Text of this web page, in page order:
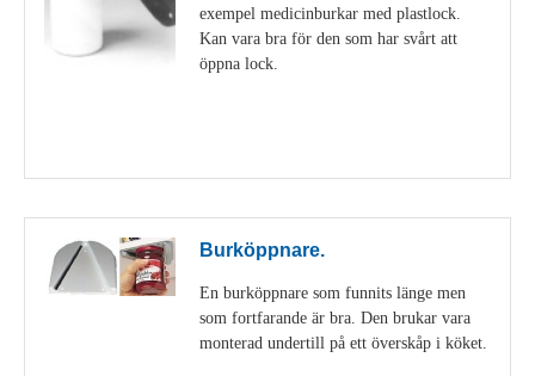
exempel medicinburkar med plastlock.
Kan vara bra för den som har svårt att
öppna lock.
Burköppnare.
En burköppnare som funnits länge men
som fortfarande är bra. Den brukar vara
monterad undertill på ett överskåp i köket.